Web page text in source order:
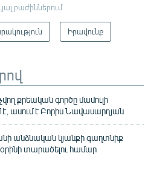
բաժիններում
Իրավունք
քրեական գործը մամուլի
ասում է Բորիս Նավասարդյան
անձնական կյանքի գաղտնիք
տարածելու համար